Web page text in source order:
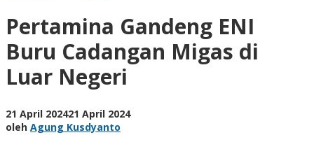
ENI
Buru
Migas
Luar
Pertamina Gandeng ENI
Buru Cadangan Migas di
Luar Negeri
21 April 202421 April 2024oleh
oleh Agung Kusdyanto